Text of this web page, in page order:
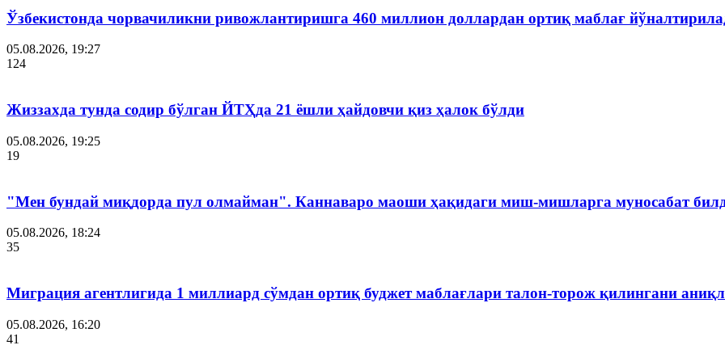
Ўзбекистонда чорвачиликни ривожлантиришга 460 миллион доллардан ортиқ маблағ
05.08.2026, 19:27
124
Жиззахда тунда содир бўлган ЙТҲда 21 ёшли ҳайдовчи қиз ҳалок бўлди
05.08.2026, 19:25
19
"Мен бундай миқдорда пул олмайман". Каннаваро маоши ҳақидаги миш-мишларга муносабат
05.08.2026, 18:24
35
Миграция агентлигида 1 миллиард сўмдан ортиқ буджет маблағлари талон-торож қилингани
05.08.2026, 16:20
41